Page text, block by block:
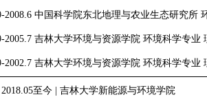
2008.6 中国科学院东北地理与农业生态研究所
2005.7 吉林大学环境与资源学院 环境科学专业
2002.7 吉林大学环境与资源学院 环境科学专业
2018.05至今 吉林大学新能源与环境学院